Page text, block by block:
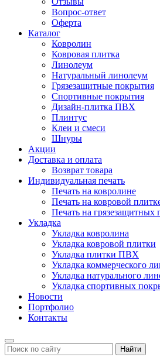
Вопрос-ответ
Оферта
Каталог
Ковролин
Ковровая плитка
Линолеум
Натуральный линолеум
Грязезащитные покрытия
Спортивные покрытия
Дизайн-плитка ПВХ
Плинтус
Клеи и смеси
Шнуры
Акции
Доставка и оплата
Возврат товара
Индивидуальная печать
Печать на ковролине
Печать на ковровой
Печать на грязезащитных
Укладка
Укладка ковролина
Укладка ковровой плитки
Укладка плитки ПВХ
Укладка коммерческого
Укладка натурального
Укладка спортивных
Новости
Портфолио
Контакты
Найти